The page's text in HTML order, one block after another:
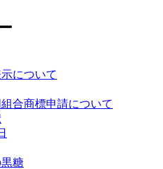
について
合商標申請について
糖